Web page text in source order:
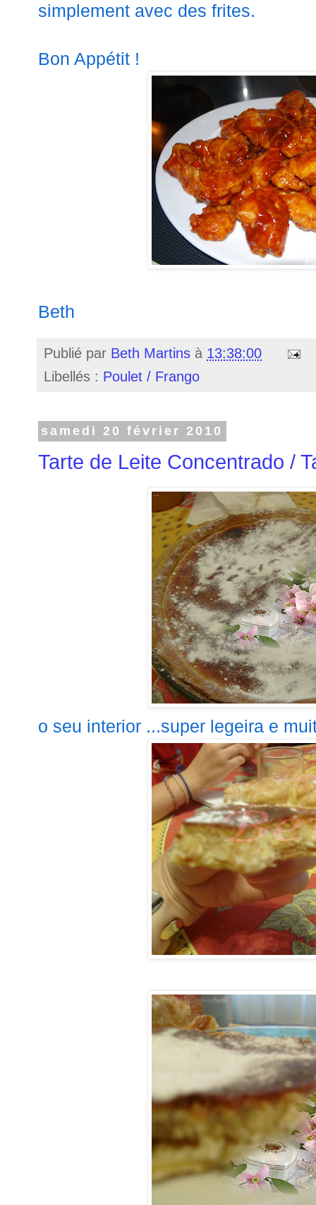
simplement avec des frites.
Bon Appétit !
Beth
Publié par Beth Martins à 13:38:00
Libellés : Poulet / Frango
samedi 20 février 2010
Tarte de Leite Concentrado /
o seu interior ...super legeira e